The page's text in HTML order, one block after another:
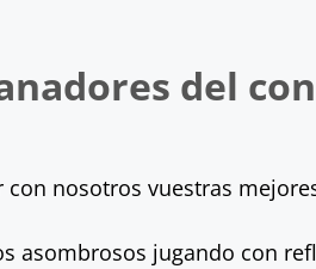
del
nosotros vuestras
asombrosos jugando con